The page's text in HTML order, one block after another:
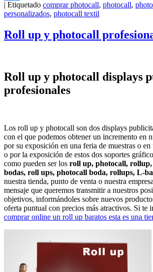
Compartir
| Etiquetado comprar photocall, photocall,
personalizados, photocall textil
Roll up y photocall
Roll up y photocall displays
profesionales
Los roll up y photocall son dos displays
con el que podemos obtener un incremento en
por su exposición en una feria de muestras o
o por la exposición de estos dos soportes
como pueden ser los roll up, photocall,
bodas, roll ups, photocall boda, rollups, L-
nuestra tienda, punto de venta o nuestra
mensaje que queremos transmitir a nuestros
objetivos, informándoles sobre nuevos
oferta puntual con precios más atractivos. Si te
comprar online un roll up baratos esta es una